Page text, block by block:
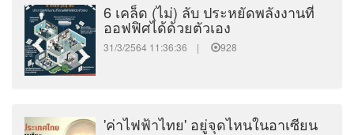
6 เคล็ด (ไม่) ลับ ประหยัดพลังงานที่
ออฟฟิศได้ด้วยตัวเอง
31/3/2564 11:36:36 | 928
'ค่าไฟฟ้าไทย' อยู่จุดไหนในอาเซียน